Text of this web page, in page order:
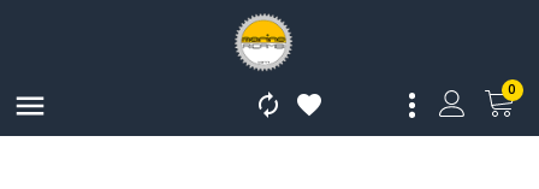
 0

